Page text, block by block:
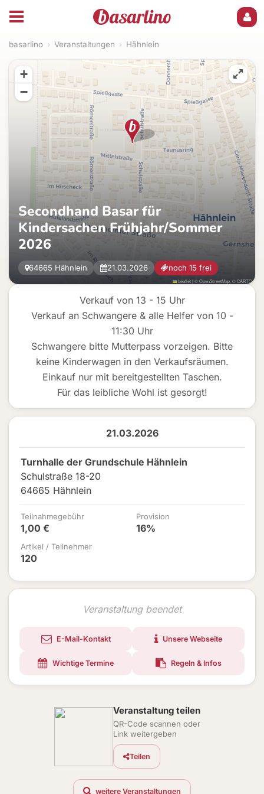
basarlino › Veranstaltungen › Hähnlein
Verkauf von 13 - 15 Uhr
Verkauf an Schwangere & alle Helfer von 10 -
11:30 Uhr
Schwangere bitte Mutterpass vorzeigen. Bitte
keine Kinderwagen in den Verkaufsräumen.
Einkauf nur mit bereitgestellten Taschen.
Für das leibliche Wohl ist gesorgt!
21.03.2026
Turnhalle der Grundschule Hähnlein
Schulstraße 18-20
64665 Hähnlein
Teilnahmegebühr
1,00 €
Provision
16%
Artikel / Teilnehmer
120
Veranstaltung beendet
E-Mail-Kontakt Unsere Webseite
Wichtige Termine Regeln & Infos
Secondhand Basar für
Kindersachen Frühjahr/Sommer
2026
64665 Hähnlein 21.03.2026 noch 15 frei
+
−
Leaflet|©OpenStreetMap , ©CARTO
Veranstaltung teilen
QR-Code scannen oder
Link weitergeben
Teilen
weitere Veranstaltungen